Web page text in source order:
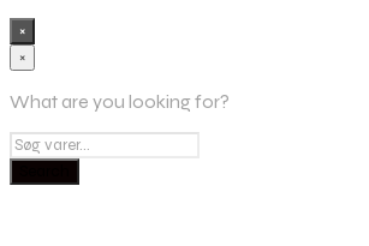
×
×
What are you looking for?